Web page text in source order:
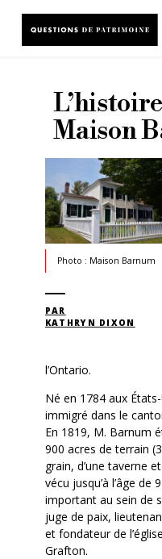
Maison
Photo : Maison Barnum
PAR
KATHRYN DIXON
l’Ontario.
Né en 1784 aux
immigré dans le
En 1819, M. Barnum
900 acres de terrain
grain, d’une taverne
vécu jusqu’à l’âge de
important au sein de
juge de paix,
et fondateur de
Grafton.